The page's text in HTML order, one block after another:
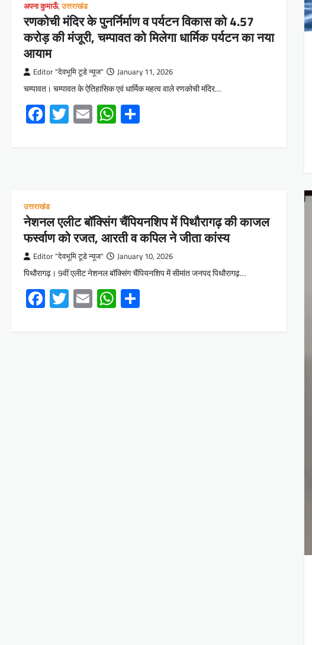
अपना कुमाऊँ,उत्तराखंड
रणकोची मंदिर के पुनर्निर्माण व पर्यटन विकास को 4.57
करोड़ की मंजूरी, चम्पावत को मिलेगा धार्मिक पर्यटन का नया
आयाम
Editor "देवभूमि टूडे न्यूज" January 11, 2026
चम्पावत। चम्पावत के ऐतिहासिक एवं धार्मिक महत्व वाले रणकोची मंदिर…
Facebook
Twitter
EmailWhatsApp
उत्तराखंड
नेशनल एलीट बॉक्सिंग चैंपियनशिप में पिथौरागढ़ की काजल
फर्स्वाण को रजत, आरती व कपिल ने जीता कांस्य
Editor "देवभूमि टूडे न्यूज" January 10, 2026
पिथौरागढ़। 9वीं एलीट नेशनल बॉक्सिंग चैंपियनशिप में सीमांत जनपद पिथौरागढ़…
Facebook
Twitter
EmailWhatsApp